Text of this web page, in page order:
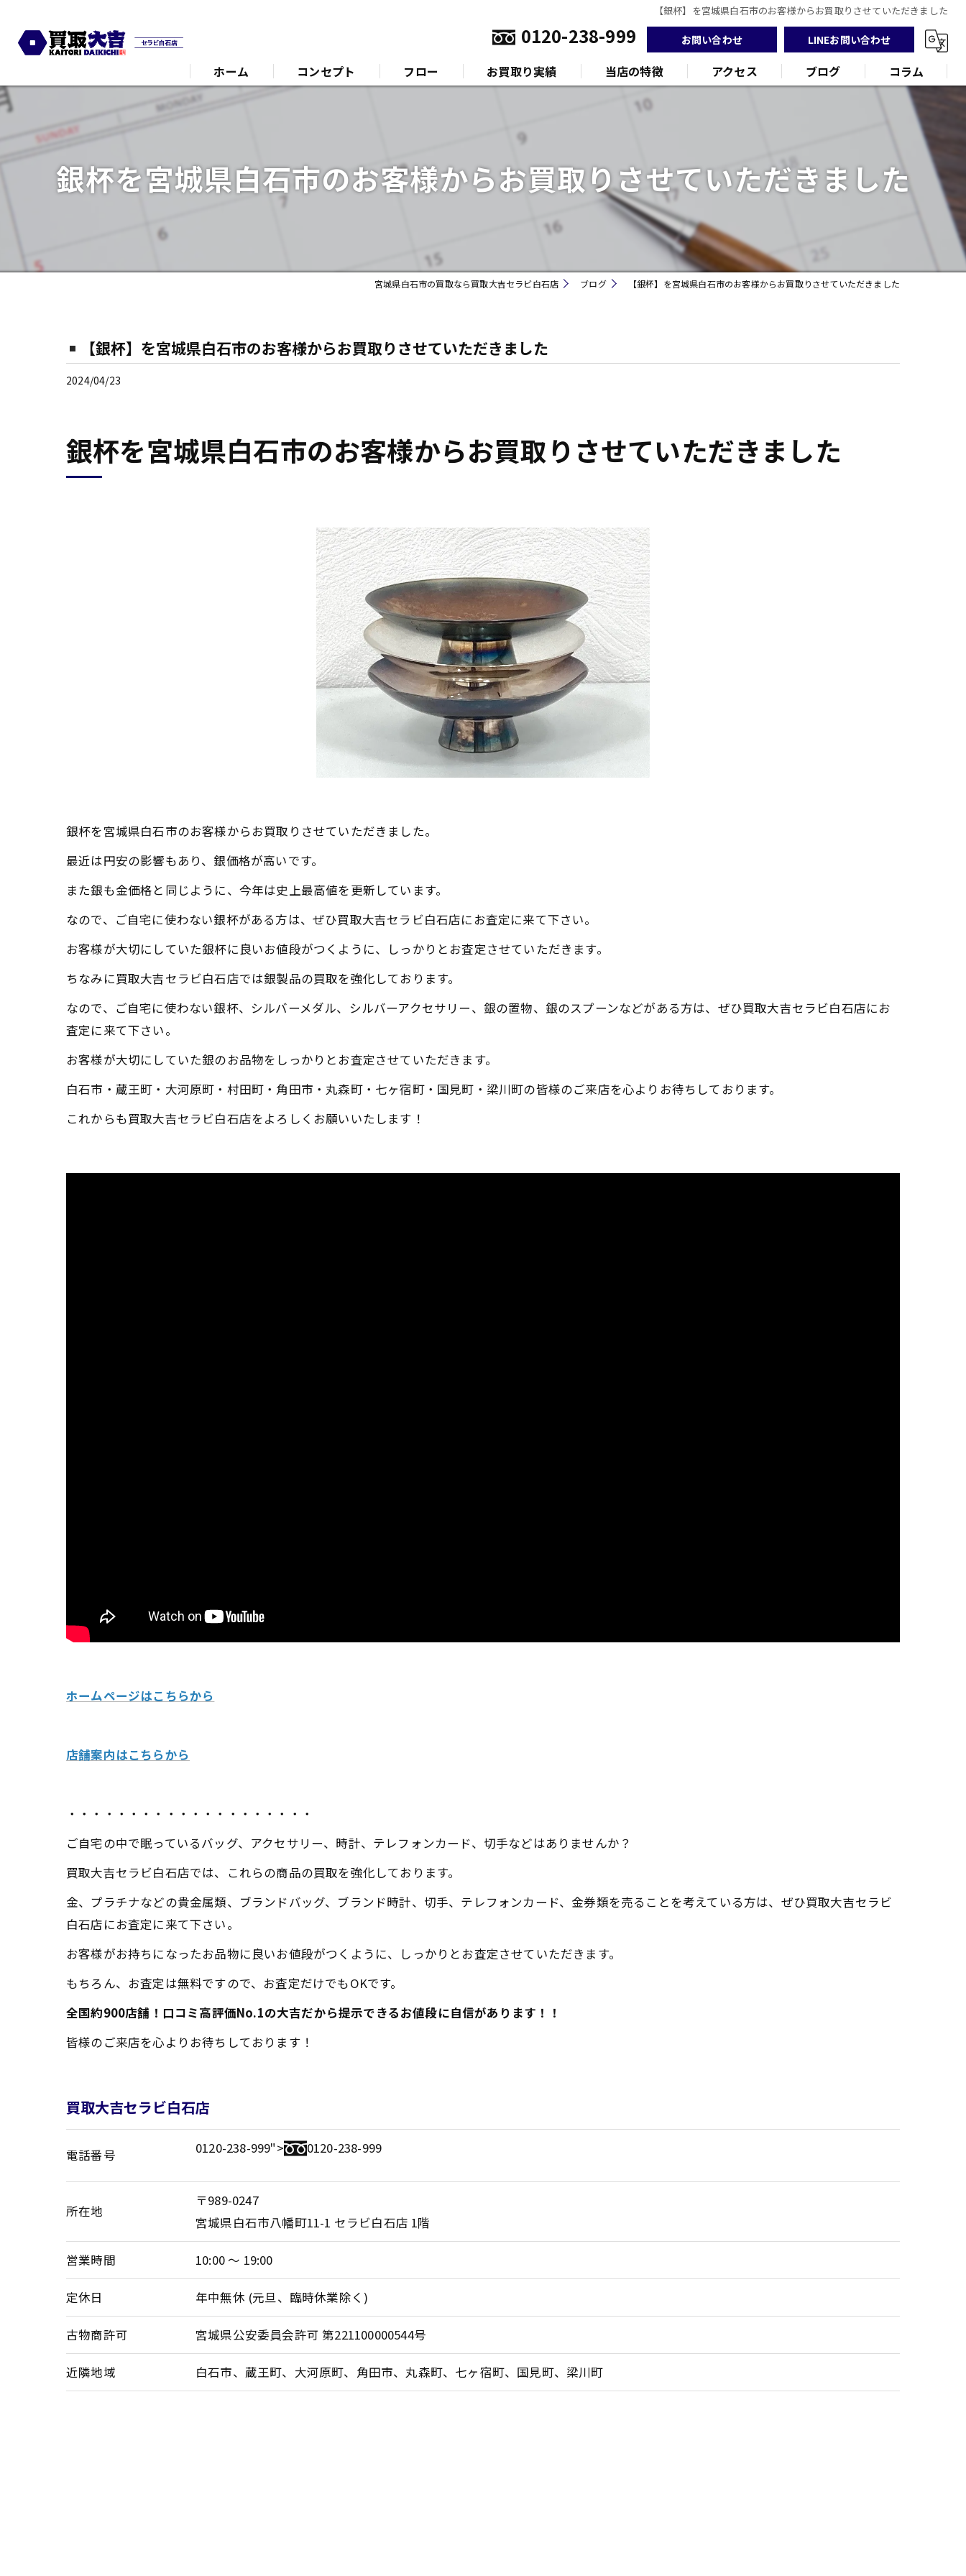
【銀杯】を宮城県白石市のお客様からお買取りさせていただきました
0120-238-999 お問い合わせ LINEお問い合わせ
ホーム コンセプト フロー お買取り実績 当店の特徴
ダイヤモンド
ブランド品
時計
アクセス ブログ コラム
銀杯を宮城県白石市のお客様からお買取りさせていただきました
宮城県白石市の買取なら買取大吉セラビ白石店 ブログ 【銀杯】を宮城県白石市のお客様からお買取りさせていただきました
【銀杯】を宮城県白石市のお客様からお買取りさせていただきました
2024/04/23
銀杯を宮城県白石市のお客様からお買取りさせていただきました
銀杯を宮城県白石市のお客様からお買取りさせていただきました。
最近は円安の影響もあり、銀価格が高いです。
また銀も金価格と同じように、今年は史上最高値を更新しています。
なので、ご自宅に使わない銀杯がある方は、ぜひ買取大吉セラビ白石店にお査定に来て下さい。
お客様が大切にしていた銀杯に良いお値段がつくように、しっかりとお査定させていただきます。
ちなみに買取大吉セラビ白石店では銀製品の買取を強化しております。
なので、ご自宅に使わない銀杯、シルバーメダル、シルバーアクセサリー、銀の置物、銀のスプーンなどがある方は、ぜひ買取大吉セラビ白石店にお
査定に来て下さい。
お客様が大切にしていた銀のお品物をしっかりとお査定させていただきます。
白石市・蔵王町・大河原町・村田町・角田市・丸森町・七ヶ宿町・国見町・梁川町の皆様のご来店を心よりお待ちしております。
これからも買取大吉セラビ白石店をよろしくお願いいたします！
ホームページはこちらから
店舗案内はこちらから
・・・・・・・・・・・・・・・・・・・・
ご自宅の中で眠っているバッグ、アクセサリー、時計、テレフォンカード、切手などはありませんか？
買取大吉セラビ白石店では、これらの商品の買取を強化しております。
金、プラチナなどの貴金属類、ブランドバッグ、ブランド時計、切手、テレフォンカード、金券類を売ることを考えている方は、ぜひ買取大吉セラビ
白石店にお査定に来て下さい。
お客様がお持ちになったお品物に良いお値段がつくように、しっかりとお査定させていただきます。
もちろん、お査定は無料ですので、お査定だけでもOKです。
全国約900店舗！口コミ高評価No.1の大吉だから提示できるお値段に自信があります！！
皆様のご来店を心よりお待ちしております！
買取大吉セラビ白石店
電話番号 0120-238-999"> 0120-238-999
所在地
〒989-0247
宮城県白石市八幡町11-1 セラビ白石店 1階
営業時間 10:00 ～ 19:00
定休日 年中無休 (元旦、臨時休業除く)
古物商許可 宮城県公安委員会許可 第221100000544号
近隣地域 白石市、蔵王町、大河原町、角田市、丸森町、七ヶ宿町、国見町、梁川町